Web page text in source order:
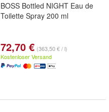
BOSS Bottled NIGHT Eau de
Toilette Spray 200 ml
72,70 € (363,50 € / l)
Kostenloser Versand